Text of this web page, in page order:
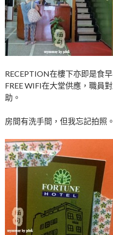
RECEPTION在樓下亦即是食
FREE WIFI在大堂供應，職員
助。
房間有洗手間，但我忘記拍照